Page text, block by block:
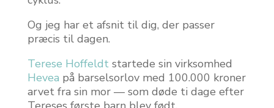
Og jeg har et afsnit til dig, der passer
præcis til dagen.
Terese Hoffeldtstartede sin virksomhed
Hevea på barselsorlov med 100.000 kroner
arvet fra sin mor — som døde ti dage efter